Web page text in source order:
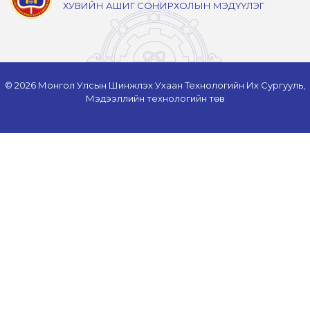
ХУВИЙН АШИГ СОНИРХОЛЫН МЭДҮҮЛЭГ
© 2026 Монгол Улсын Шинжлэх Ухаан Технологийн Их Сургууль,
Мэдээллийн технологийн төв